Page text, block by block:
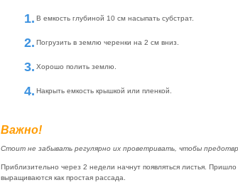
В емкость глубиной 10 см насыпать субстрат.
Погрузить в землю черенки на 2 см вниз.
Хорошо полить землю.
Накрыть емкость крышкой или пленкой.
Важно!
Стоит не забывать регулярно их проветривать, чтобы
Приблизительно через 2 недели начнут появляться листья.
выращиваются как простая рассада.